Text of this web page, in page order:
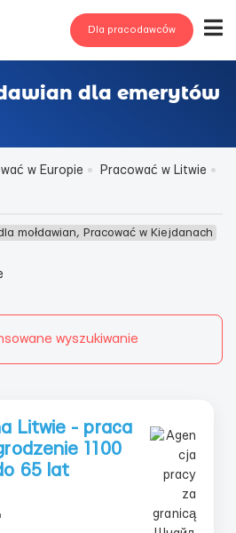
Dla pracodawców
dla emerytów
w Europie
Pracować w Litwie
mołdawian, Pracować w Kiejdanach
wyszukiwanie
Litwie - praca
1100
65 lat